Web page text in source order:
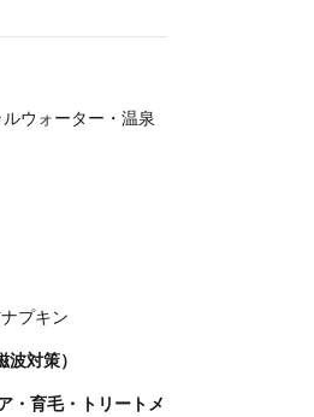
ウォーター・温泉
プキン
対策）
・育毛・トリートメ